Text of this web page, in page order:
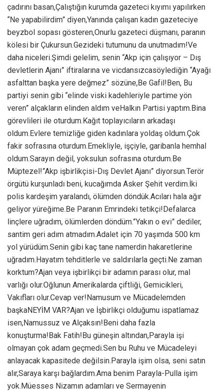
çadırını basan,Çalıştığın kurumda gazeteci kıyımı yapılırken
“Ne yapabilirdim” diyen,Yanında çalışan kadın gazeteciye
beyzbol sopası gösteren,Onurlu gazeteci düşmanı, paranın
kölesi bir Çukursun.Gezideki tutumunu da unutmadım!Ve
daha niceleri.Şimdi gelelim, senin “Akp için çalışıyor – Dış
devletlerin Ajanı” iftiralarına ve vicdansızcasöylediğin “Ayağı
asfalttan başka yere değmez” sözüne,Be Gafil!Ben, Bu
partiyi senin gibi “elinde viski kadehleriyle partime yön
veren” alçakların elinden aldım veHalkın Partisi yaptım.Bina
görevlileri ile oturdum.Kağıt toplayıcıların arkadaşı
oldum.Evlere temizliğe giden kadınlara yoldaş oldum.Çok
fakir sofrasına oturdum.Emekliyle, işçiyle, garibanla hemhal
oldum.Sarayın değil, yoksulun sofrasına oturdum.Be
Müptezel!”Akp işbirlikçisi-Dış Devlet Ajanı” diyorsun.Terör
örgütü kurşunladı beni, kucağımda Asker Şehit verdim.İki
polis kardeşim yaralandı, ölümden döndük.Acıları hala ağır
geliyor yüreğime.Be Paranın Emrindeki tetikçi!Defalarca
linçlere uğradım, ölümlerden döndüm.”Yakın o evi” dediler,
santim geri adım atmadım.Adalet için 70 yaşımda 500 km
yol yürüdüm.Senin gibi kaç tane namerdin hakaretlerine
uğradım.Hayatım tehditlerle ve saldırılarla geçti.Ne zaman
korktum?Ajan veya işbirlikçi bir adamın parası olur, mal
varlığı olur.Oğlunun Amerikalarda çiftliği, Gemicikleri,
Vakıfları olur.Cevap ver!Namusum ve Mücadelemden
başkaNEYİM VAR?Ajan ve İşbirlikçi olduğumu ispatlamaz
isen,Namussuz ve Alçaksın!Beni daha fazla
konuşturma!Bak Fatih!Bu güneşin altından,Parayla işi
olmayan çok adam geçmedi.Sen bu Ruhu ve Mücadeleyi
anlayacak kapasitede değilsin.Parayla işim olsa, seni satın
alır,Saraya karşı bağlardım.Ama benim Parayla-Pulla işim
yok.Müesses Nizamın adamları ve Sermayenin